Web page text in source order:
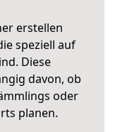
erstellen
speziell auf
Diese
davon, ob
oder
planen.